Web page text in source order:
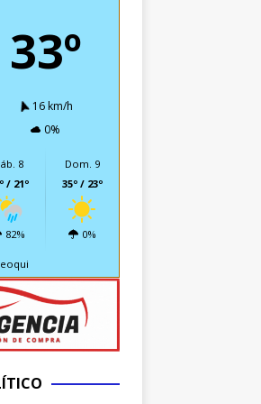
33º
16 km/h
0%
8
/ 21º
82%
Dom. 9
35º / 23º
0%